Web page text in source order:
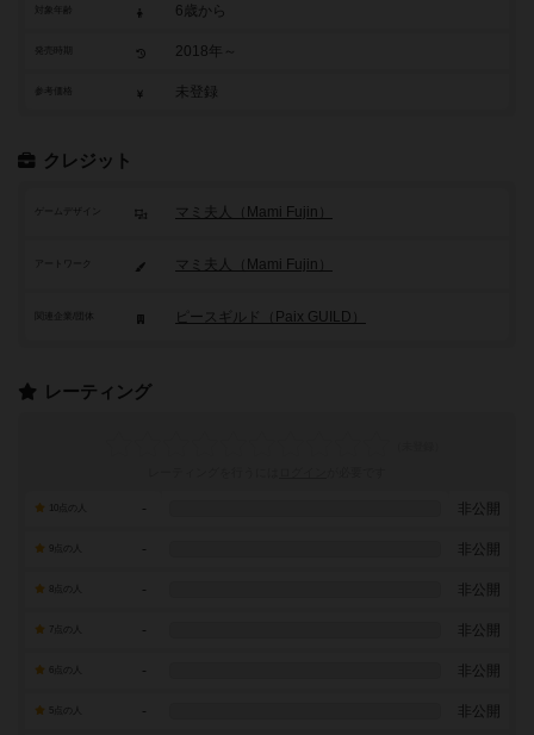
6歳から
2018年～
参考価格 未登録
クレジット
ゲームデザイン マミ夫人（Mami Fujin）
アートワーク マミ夫人（Mami Fujin）
ピースギルド（Paix GUILD）
レーティング
- 非公開
- 非公開
- 非公開
7点の人 - 非公開
- 非公開
- 非公開